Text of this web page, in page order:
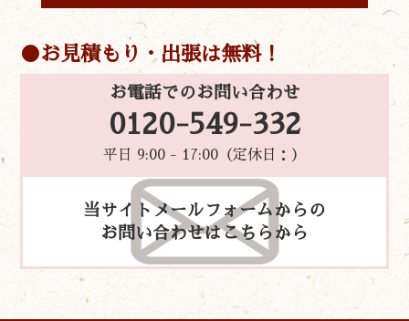
お見積もり・出張は無料！
お電話でのお問い合わせ
0120-549-332
平日 9:00 - 17:00（定休日：）
当サイトメールフォームからの
お問い合わせはこちらから